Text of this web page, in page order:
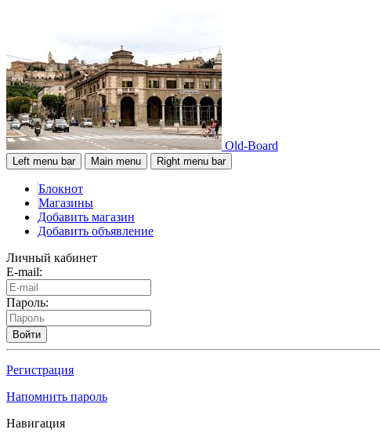
Old-Board
Left menu bar Main menu Right menu bar
Блокнот
Магазины
Добавить магазин
Добавить объявление
Личный кабинет
E-mail:
Пароль:
Войти
Регистрация
Напомнить пароль
Навигация